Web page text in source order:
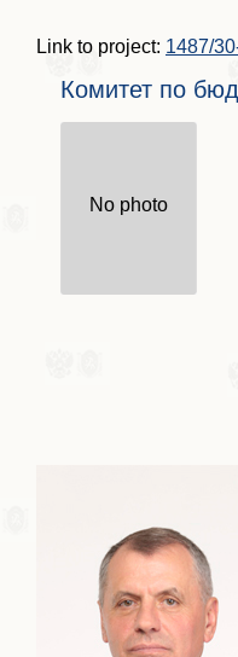
Link to project: 1487/
Комитет по
No photo